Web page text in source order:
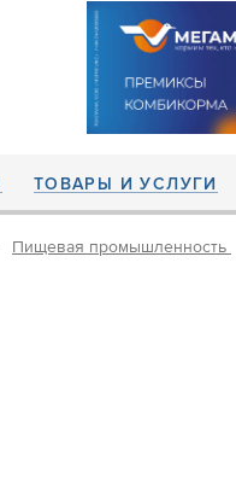
ТОВАРЫ И УСЛУГИ
Пищевая промышленность